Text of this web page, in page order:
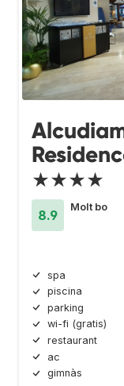
★★★★
8.9
Molt bo
spa
piscina
parking
wi-fi (gratis)
restaurant
ac
gimnàs